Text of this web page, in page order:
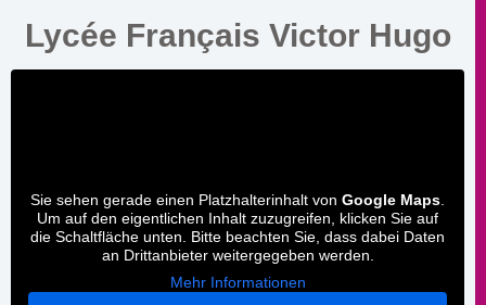
Lycée Français Victor Hugo
Sie sehen gerade einen Platzhalterinhalt von Google Maps
Um auf den eigentlichen Inhalt zuzugreifen, klicken Sie auf
die Schaltfläche unten. Bitte beachten Sie, dass dabei Daten
an Drittanbieter weitergegeben werden.
Mehr Informationen